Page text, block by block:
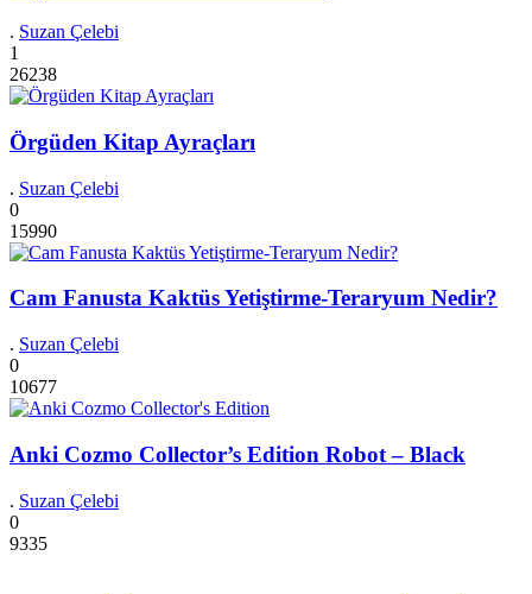
. Suzan Çelebi
1
26238
Örgüden Kitap Ayraçları
. Suzan Çelebi
0
15990
Cam Fanusta Kaktüs Yetiştirme-Teraryum Nedir?
. Suzan Çelebi
0
10677
Anki Cozmo Collector’s Edition Robot – Black
. Suzan Çelebi
0
9335